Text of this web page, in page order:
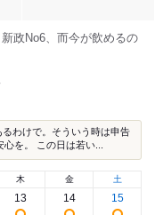
政No6、而今が飲めるの
るわけで。そういう時は申告
を。 この日は若い...
木
13
金
14
土
15